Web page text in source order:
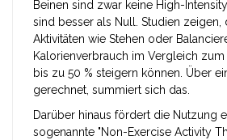
Beinen sind zwar keine High-
sind besser als Null. Studien zeigen,
Aktivitäten wie Stehen oder
Kalorienverbrauch im Vergleich
bis zu 50 % steigern können. Über
gerechnet, summiert sich das.
Darüber hinaus fördert die Nutzung
sogenannte "Non-Exercise Activity